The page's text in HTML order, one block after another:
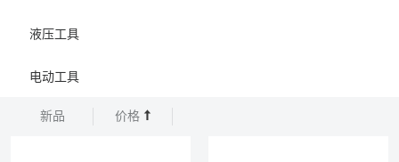
液压工具
电动工具
新品 价格